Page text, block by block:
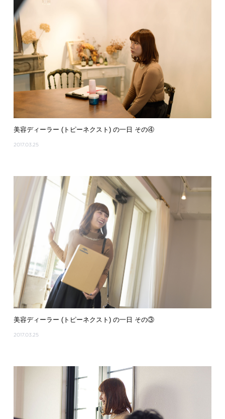
美容ディーラー (トピーネクスト) の一日 その④
2017.03.25
美容ディーラー (トピーネクスト) の一日 その③
2017.03.25